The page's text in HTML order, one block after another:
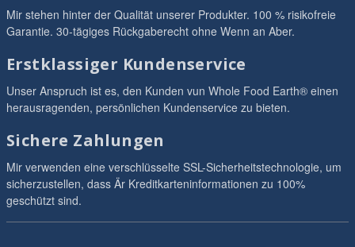
Mir stehen hinter der Qualität unserer Produkter. 100 % risikofreie
Garantie. 30-tägiges Rückgaberecht ohne Wenn an Aber.
Erstklassiger Kundenservice
Unser Anspruch ist es, den Kunden vun Whole Food Earth® einen
herausragenden, persönlichen Kundenservice zu bieten.
Sichere Zahlungen
Mir verwenden eine verschlüsselte SSL-Sicherheitstechnologie, um
sicherzustellen, dass Är Kreditkarteninformationen zu 100%
geschützt sind.